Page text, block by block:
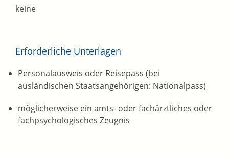
keine
Erforderliche Unterlagen
Personalausweis oder Reisepass (bei
ausländischen Staatsangehörigen: Nationalpass)
möglicherweise ein amts- oder fachärztliches oder
fachpsychologisches Zeugnis